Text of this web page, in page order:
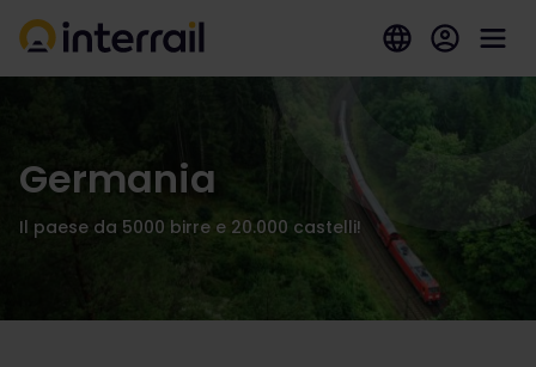
Germania
Il paese da 5000 birre e 20.000 castelli!